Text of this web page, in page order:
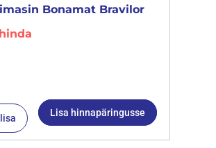
Bonamat Bravilor
Lisa hinnapäringusse